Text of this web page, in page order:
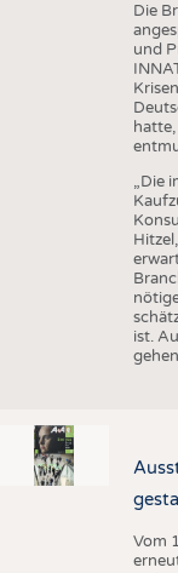
Die
und
„Die
ist.
Vom